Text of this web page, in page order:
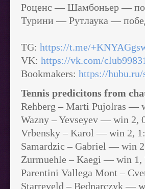
Роценс — Шамбоньер —
Турини — Рутлаука —
TG: https://t.me/
VK: https://vk.com/
Bookmakers: https://hubu.ru/
Tennis predicitons from
Rehberg – Marti Pujolras —
Wazny – Yevseyev — win 2,
Vrbensky – Karol — win 2,
Samardzic – Gabriel — win
Zurmuehle – Kaegi — win 1,
Parentini Vallega Mont –
Starreveld – Bednarczyk —